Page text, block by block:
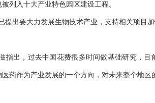
列入十大产业特色园区建设工程。
出要大力发展生物技术产业，支持相关项目
出，过去中国花费很多时间做基础研究，目
药作为产业发展的一个方向，对未来整个地区